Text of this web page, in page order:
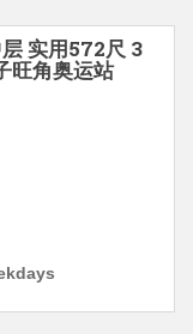
实用572尺 3
旺角奥运站